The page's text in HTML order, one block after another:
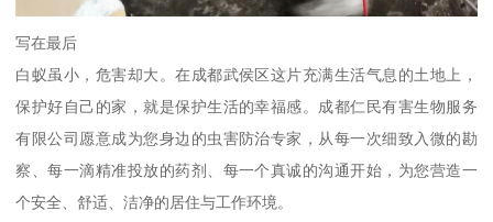
写在最后
白蚁虽小，危害却大。在成都武侯区这片充满生活气息的土地上，
保护好自己的家，就是保护生活的幸福感。成都仁民有害生物服务
有限公司愿意成为您身边的虫害防治专家，从每一次细致入微的勘
察、每一滴精准投放的药剂、每一个真诚的沟通开始，为您营造一
个安全、舒适、洁净的居住与工作环境。